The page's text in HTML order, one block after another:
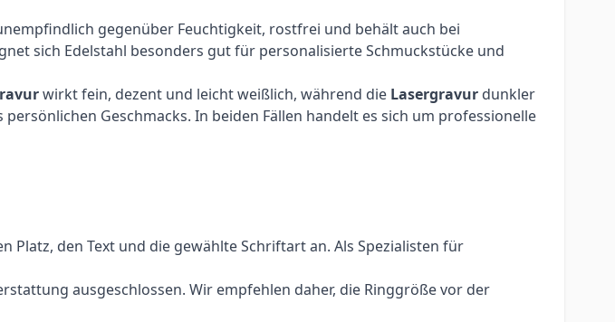
gegenüber Feuchtigkeit, rostfrei und behält auch bei
sich Edelstahl besonders gut für personalisierte Schmuckstücke und
wirkt fein, dezent und leicht weißlich, während die Lasergravur dunkler
Geschmacks. In beiden Fällen handelt es sich um professionelle
den Text und die gewählte Schriftart an. Als Spezialisten für
ausgeschlossen. Wir empfehlen daher, die Ringgröße vor der